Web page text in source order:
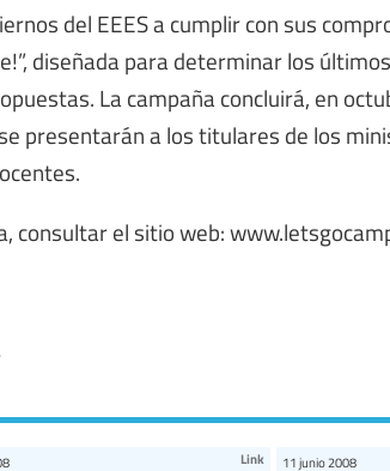
del EEES a cumplir con sus
diseñada para determinar los
La campaña concluirá, en
presentarán a los titulares de los
consultar el sitio web:
Link 11 junio 2008